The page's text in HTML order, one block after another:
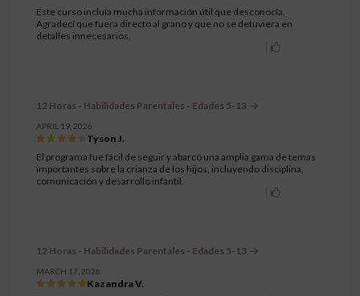
Este curso incluía mucha información útil que desconocía.
Agradecí que fuera directo al grano y que no se detuviera en
detalles innecesarios.
12 Horas - Habilidades Parentales - Edades 5-13
APRIL 19, 2026
Tyson J.
El programa fue fácil de seguir y abarcó una amplia gama de temas
importantes sobre la crianza de los hijos, incluyendo disciplina,
comunicación y desarrollo infantil.
12 Horas - Habilidades Parentales - Edades 5-13
MARCH 17, 2026
Kazandra V.